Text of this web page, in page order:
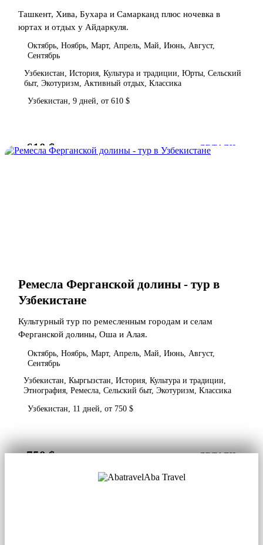
Узбекистану
Ташкент, Хива, Бухара и Самарканд плюс ночевка в
юртах и отдых у Айдаркуля.
Октябрь, Ноябрь, Март, Апрель, Май, Июнь, Август,
Сентябрь
Узбекистан, История, Культура и традиции, Юрты, Сельский
быт, Экотуризм, Активный отдых, Классика
Узбекистан, 9 дней, от 610 $
от610 $ ДЕТАЛИ
Ремесла Ферганской долины - тур в
Узбекистане
Культурный тур по ремесленным городам и селам
Ферганской долины, Оша и Алая.
Октябрь, Ноябрь, Март, Апрель, Май, Июнь, Август,
Сентябрь
Узбекистан, Кыргызстан, История, Культура и традиции,
Этнография, Ремесла, Сельский быт, Экотуризм, Классика
Узбекистан, 11 дней, от 750 $
от750 $ ДЕТАЛИ
Aba Travel